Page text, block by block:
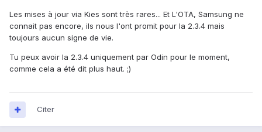
Les mises à jour via Kies sont très rares... Et L'OTA, Samsung ne
connait pas encore, ils nous l'ont promit pour la 2.3.4 mais
toujours aucun signe de vie.
Tu peux avoir la 2.3.4 uniquement par Odin pour le moment,
comme cela a été dit plus haut. ;)
Citer